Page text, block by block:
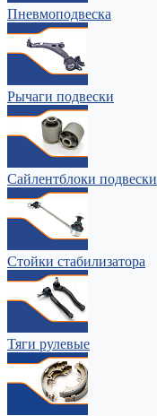
Пневмоподвеска
Рычаги подвески
Сайлентблоки подвески
Стойки стабилизатора
Тяги рулевые